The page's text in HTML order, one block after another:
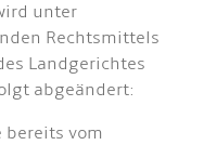
unter
Rechtsmittels
Landgerichtes
abgeändert:
bereits vom